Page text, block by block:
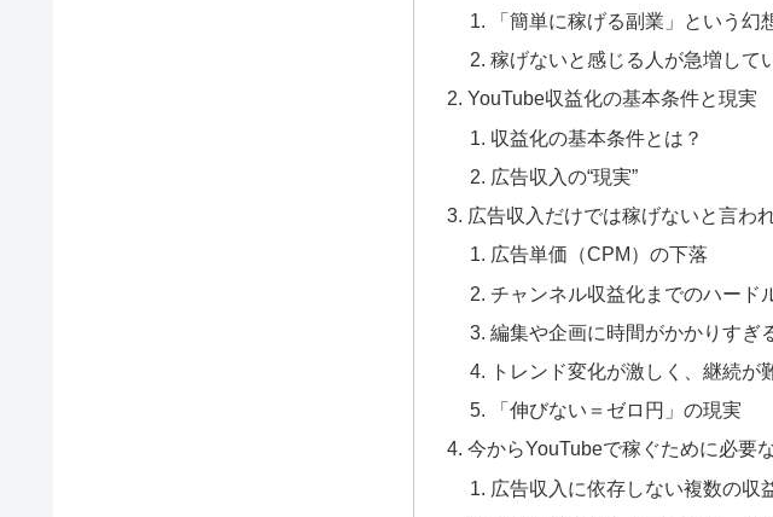
「簡単に稼げる副業」という幻
稼げないと感じる人が急増して
YouTube収益化の基本条件と現実
収益化の基本条件とは？
広告収入の“現実”
広告収入だけでは稼げないと言わ
広告単価（CPM）の下落
チャンネル収益化までのハード
編集や企画に時間がかかりすぎ
トレンド変化が激しく、継続が
「伸びない＝ゼロ円」の現実
今からYouTubeで稼ぐために必要
広告収入に依存しない複数の収